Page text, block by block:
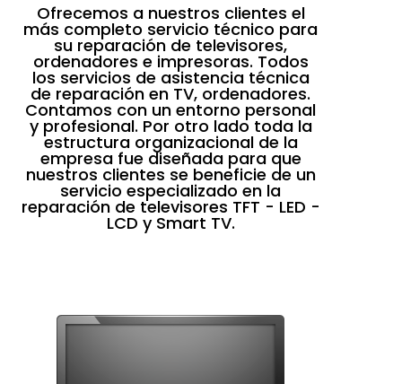
Ofrecemos a nuestros clientes el
más completo servicio técnico para
su reparación de televisores,
ordenadores e impresoras. Todos
los servicios de asistencia técnica
de reparación en TV, ordenadores.
Contamos con un entorno personal
y profesional. Por otro lado toda la
estructura organizacional de la
empresa fue diseñada para que
nuestros clientes se beneficie de un
servicio especializado en la
reparación de televisores TFT - LED -
LCD y Smart TV.